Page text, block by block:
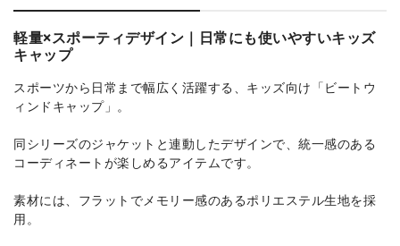
軽量×スポーティデザイン｜日常にも使いやすいキッズ
キャップ
スポーツから日常まで幅広く活躍する、キッズ向け「ビートウ
ィンドキャップ」。
同シリーズのジャケットと連動したデザインで、統一感のある
コーディネートが楽しめるアイテムです。
素材には、フラットでメモリー感のあるポリエステル生地を採
用。